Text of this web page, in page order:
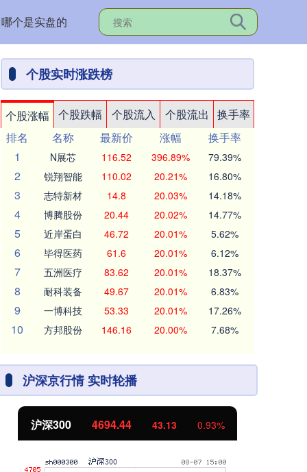
个是实盘的
个股实时涨跌榜
个股涨幅 个股跌幅 个股流入 个股流出
换手率
排名
名称 最新价 涨幅
换手率
1
N展芯 116.52 396.89% 79.39%
2 锐翔智能 110.02 20.21% 16.80%
3 志特新材 14.8 20.03% 14.18%
4 博腾股份 20.44 20.02% 14.77%
5 近岸蛋白 46.72 20.01% 5.62%
6 毕得医药 61.6 20.01% 6.12%
7 五洲医疗 83.62 20.01% 18.37%
8 耐科装备 49.67 20.01% 6.83%
9 一博科技 53.33 20.01% 17.26%
10 方邦股份 146.16 20.00% 7.68%
沪深京行情 实时轮播
沪深300 4694.44 43.13 0.93%